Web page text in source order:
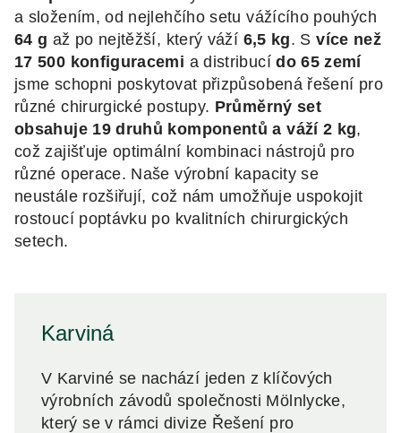
a složením, od nejlehčího setu vážícího pouhých
64 g až po nejtěžší, který váží 6,5 kg. Svíce než
17 500 konfiguracemi a distribucído 65 zemí
jsme schopni poskytovat přizpůsobená řešení pro
různé chirurgické postupy. Průměrný set
obsahuje 19 druhů komponentů a váží 2 kg,
což zajišťuje optimální kombinaci nástrojů pro
různé operace. Naše výrobní kapacity se
neustále rozšiřují, což nám umožňuje uspokojit
rostoucí poptávku po kvalitních chirurgických
setech.
Karviná
V Karviné se nachází jeden z klíčových
výrobních závodů společnosti Mölnlycke,
který se v rámci divize Řešení pro